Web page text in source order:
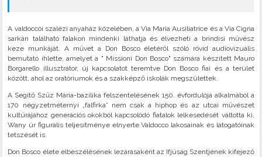
A valdoccói szalézi anyaház közelében, a Via Maria Ausiliatrice és a Via Cigna
sarkán található falakon mindenki láthatja és élvezheti a brindisi művész
keze munkáját. A művet a Don Bosco életéről szóló rövid audiovizuális
bemutató ihlette, amelyet a " Missioni Don Bosco" számára készített Mauro
Borgarello illusztrátor, új kapcsolatot teremtve Don Bosco fiai és a terület
között, ahol az oratóriumok és a szakképző iskolák megszülettek.
A Segítő Szűz Mária-bazilika felszentelésének 150. évfordulója alkalmából a
170 négyzetméternyi „falfirka” nem csak a hiphop és az utcai művészet
kultúrájához generációs okokból kapcsolódó fiatalok lelkesedését váltotta ki,
Wany úr figurális teljesítménye elnyerte Valdocco lakosainak és látogatóinak
tetszését is.
Don Bosco élete elbeszélésének lezárásaként az Ifjúság Szentjének kifejező